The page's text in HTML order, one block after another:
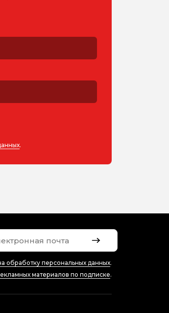
.
обработку персональных данных.
материалов по подписке.